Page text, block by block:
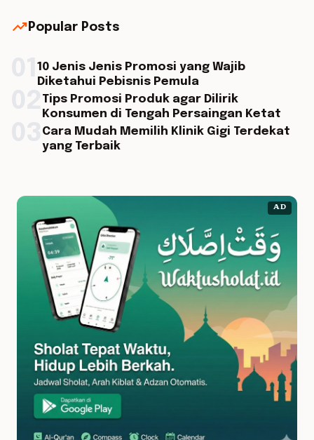
trending_up Popular Posts
10 Jenis Jenis Promosi yang Wajib
Diketahui Pebisnis Pemula
Tips Promosi Produk agar Dilirik
Konsumen di Tengah Persaingan Ketat
Cara Mudah Memilih Klinik Gigi Terdekat
yang Terbaik
AD